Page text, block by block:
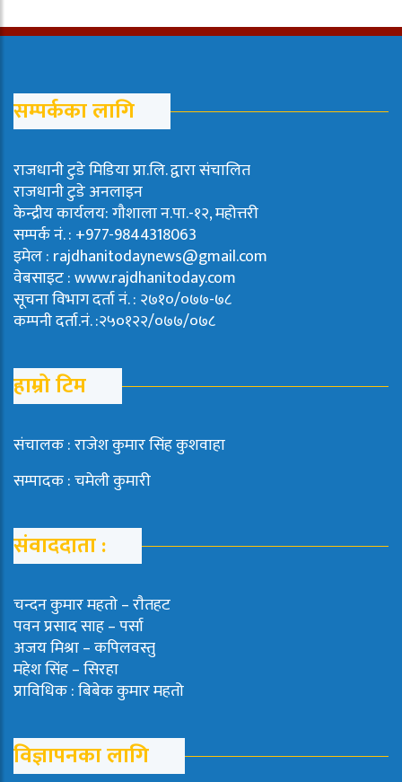
सम्पर्कका लागि
राजधानी टुडे मिडिया प्रा.लि. द्वारा संचालित
राजधानी टुडे अनलाइन
केन्द्रीय कार्यलय: गौशाला न.पा.-१२, महोत्तरी
सम्पर्क नं. : +977-9844318063
इमेल : rajdhanitodaynews@gmail.com
वेबसाइट : www.rajdhanitoday.com
सूचना विभाग दर्ता नं. : २७१०/०७७-७८
कम्पनी दर्ता.नं. :२५०१२२/०७७/०७८
हाम्रो टिम
संचालक : राजेश कुमार सिंह कुशवाहा
सम्पादक : चमेली कुमारी
संवाददाता :
चन्दन कुमार महताे – राैतहट
पवन प्रसाद साह – पर्सा
अजय मिश्रा – कपिलवस्तु
महेश सिंह – सिरहा
प्राविधिक : बिबेक कुमार महतो
विज्ञापनका लागि